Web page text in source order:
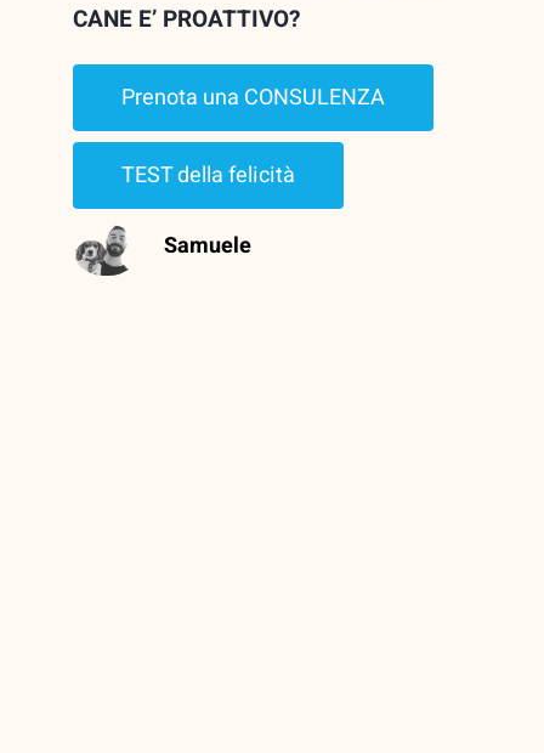
CANE E’ PROATTIVO?
Prenota una CONSULENZA
TEST della felicità
Samuele